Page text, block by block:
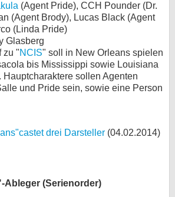
(Agent Pride), CCH Pounder (Dr.
(Agent Brody), Lucas Black (Agent
(Linda Pride)
Glasberg
zu "NCIS" soll in New Orleans spielen
bis Mississippi sowie Louisiana
Hauptcharaktere sollen Agenten
und Pride sein, sowie eine Person
drei Darsteller (04.02.2014)
Ableger (Serienorder)